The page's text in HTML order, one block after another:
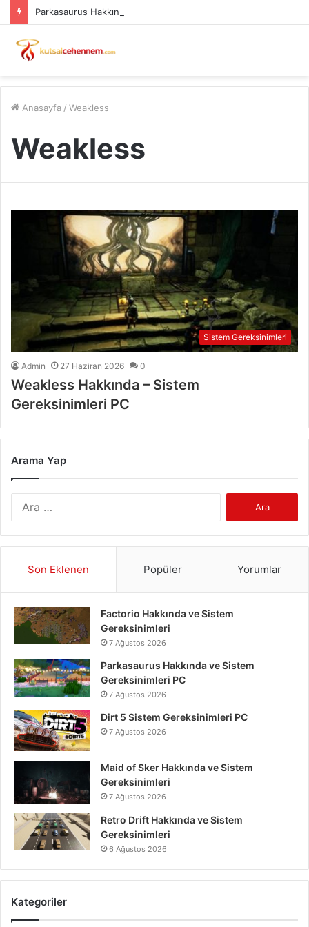
Parkasaurus Hakkında ve Sistem Gereksinimleri PC
Anasayfa / Weakless
Weakless
Sistem Gereksinimleri
Admin 27 Haziran 2026 0
Weakless Hakkında – Sistem
Gereksinimleri PC
Arama Yap
Son Eklenen Popüler Yorumlar
Factorio Hakkında ve Sistem
Gereksinimleri
7 Ağustos 2026
Parkasaurus Hakkında ve Sistem
Gereksinimleri PC
7 Ağustos 2026
Dirt 5 Sistem Gereksinimleri PC
7 Ağustos 2026
Maid of Sker Hakkında ve Sistem
Gereksinimleri
7 Ağustos 2026
Retro Drift Hakkında ve Sistem
Gereksinimleri
6 Ağustos 2026
Kategoriler